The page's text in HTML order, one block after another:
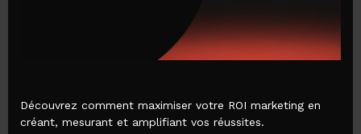
Découvrez comment maximiser votre ROI marketing en
créant, mesurant et amplifiant vos réussites.